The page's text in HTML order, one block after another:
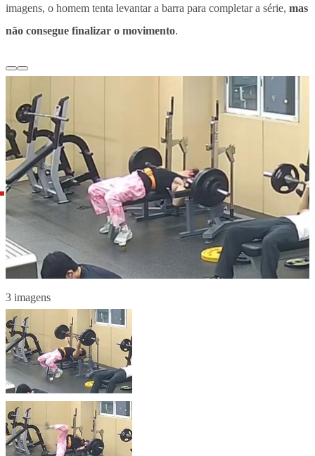
imagens, o homem tenta levantar a barra para completar a série, mas
não consegue finalizar o movimento.
3 imagens